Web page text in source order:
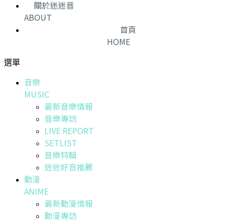
關於迷迷音
ABOUT
首頁
HOME
選單
音樂
MUSIC
最新音樂情報
音樂專訪
LIVE REPORT
SETLIST
音樂特輯
迷迷好音推薦
動漫
ANIME
最新動漫情報
動漫專訪